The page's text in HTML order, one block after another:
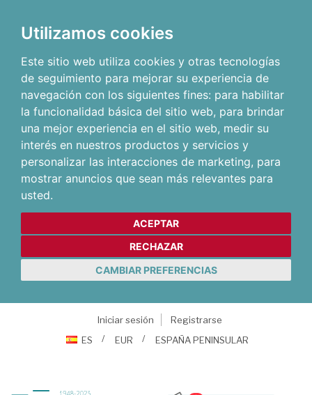
Utilizamos cookies
Este sitio web utiliza cookies y otras tecnologías
de seguimiento para mejorar su experiencia de
navegación con los siguientes fines: para habilitar
la funcionalidad básica del sitio web, para brindar
una mejor experiencia en el sitio web, medir su
interés en nuestros productos y servicios y
personalizar las interacciones de marketing, para
mostrar anuncios que sean más relevantes para
usted.
ACEPTAR
RECHAZAR
CAMBIAR PREFERENCIAS
Iniciar sesión
Registrarse
ES
EUR ESPAÑA PENINSULAR